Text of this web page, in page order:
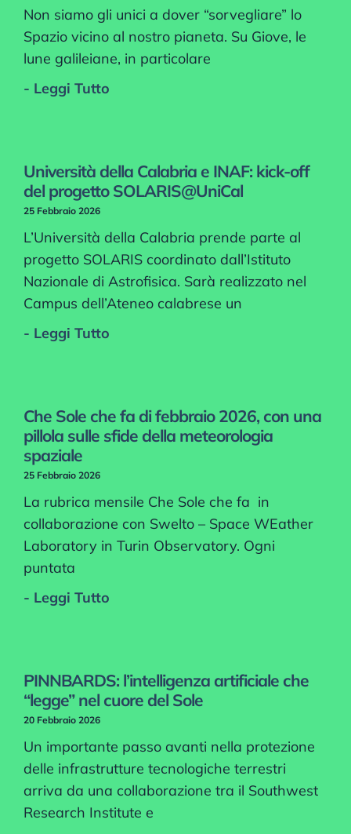
Non siamo gli unici a dover “sorvegliare” lo
Spazio vicino al nostro pianeta. Su Giove, le
lune galileiane, in particolare
- Leggi Tutto
Università della Calabria e INAF: kick-off
del progetto SOLARIS@UniCal
25 Febbraio 2026
L’Università della Calabria prende parte al
progetto SOLARIS coordinato dall’Istituto
Nazionale di Astrofisica. Sarà realizzato nel
Campus dell’Ateneo calabrese un
- Leggi Tutto
Che Sole che fa di febbraio 2026, con una
pillola sulle sfide della meteorologia
spaziale
25 Febbraio 2026
La rubrica mensile Che Sole che fa in
collaborazione con Swelto – Space WEather
Laboratory in Turin Observatory. Ogni
puntata
- Leggi Tutto
PINNBARDS: l’intelligenza artificiale che
“legge” nel cuore del Sole
20 Febbraio 2026
Un importante passo avanti nella protezione
delle infrastrutture tecnologiche terrestri
arriva da una collaborazione tra il Southwest
Research Institute e